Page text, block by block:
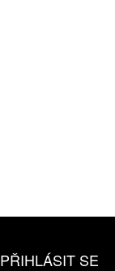
PŘIHLÁSIT SE